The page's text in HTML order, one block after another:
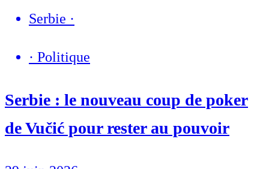
Serbie ·
· Politique
Serbie : le nouveau coup de poker
de Vučić pour rester au pouvoir